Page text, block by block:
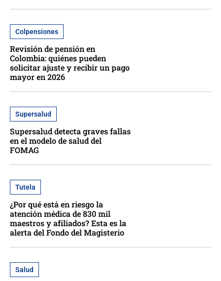
Colpensiones
Revisión de pensión en
Colombia: quiénes pueden
solicitar ajuste y recibir un pago
mayor en 2026
Supersalud
Supersalud detecta graves fallas
en el modelo de salud del
FOMAG
Tutela
¿Por qué está en riesgo la
atención médica de 830 mil
maestros y afiliados? Esta es la
alerta del Fondo del Magisterio
Salud